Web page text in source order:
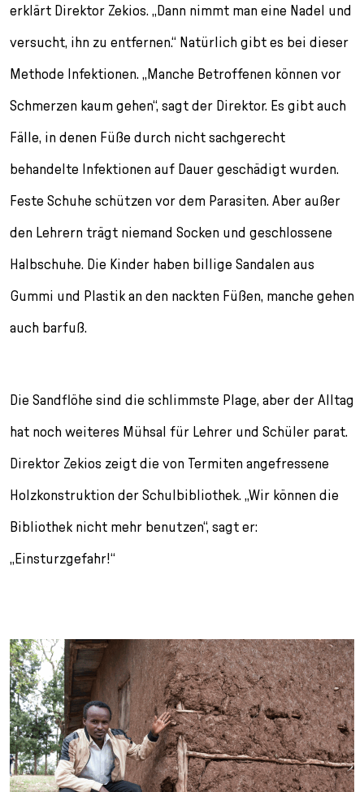
erklärt Direktor Zekios. „Dann nimmt man eine Nadel und
versucht, ihn zu entfernen.“ Natürlich gibt es bei dieser
Methode Infektionen. „Manche Betroffenen können vor
Schmerzen kaum gehen“, sagt der Direktor. Es gibt auch
Fälle, in denen Füße durch nicht sachgerecht
behandelte Infektionen auf Dauer geschädigt wurden.
Feste Schuhe schützen vor dem Parasiten. Aber außer
den Lehrern trägt niemand Socken und geschlossene
Halbschuhe. Die Kinder haben billige Sandalen aus
Gummi und Plastik an den nackten Füßen, manche gehen
auch barfuß.
Die Sandflöhe sind die schlimmste Plage, aber der Alltag
hat noch weiteres Mühsal für Lehrer und Schüler parat.
Direktor Zekios zeigt die von Termiten angefressene
Holzkonstruktion der Schulbibliothek. „Wir können die
Bibliothek nicht mehr benutzen“, sagt er:
„Einsturzgefahr!“